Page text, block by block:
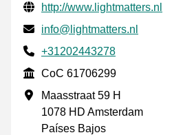
Información de contacto verificada
Website URL
http://www.lightmatters.nl
Envía un correo electrónico a
info@lightmatters.nl
Phone number
+31202443278
CoC
CoC 61706299
Dirección de la empresa
Maasstraat 59 H
1078 HD Amsterdam
Países Bajos